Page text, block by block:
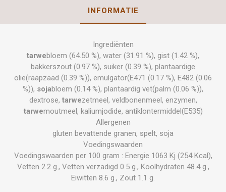
INFORMATIE
Ingrediënten
tarwebloem (64.50 %), water (31.91 %), gist (1.42 %),
bakkerszout (0.97 %), suiker (0.39 %), plantaardige
olie(raapzaad (0.39 %)), emulgator(E471 (0.17 %), E482 (0.06
%)), sojabloem (0.14 %), plantaardig vet(palm (0.06 %)),
dextrose, tarwezetmeel, veldbonenmeel, enzymen,
tarwemoutmeel, kaliumjodide, antiklontermiddel(E535)
Allergenen
gluten bevattende granen, spelt, soja
Voedingswaarden
Voedingswaarden per 100 gram : Energie 1063 Kj (254 Kcal),
Vetten 2.2 g., Vetten verzadigd 0.5 g., Koolhydraten 48.4 g.,
Eiwitten 8.6 g., Zout 1.1 g.